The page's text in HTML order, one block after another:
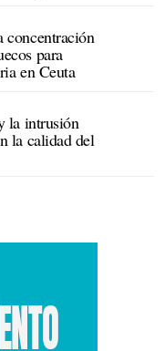
concentración
para
en Ceuta
la intrusión
la calidad del